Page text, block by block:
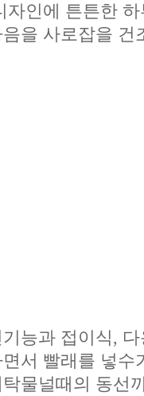
자인에 튼튼한 하
을 사로잡을 건
능과 접이식,
서 빨래를 넣수
물널때의 동선